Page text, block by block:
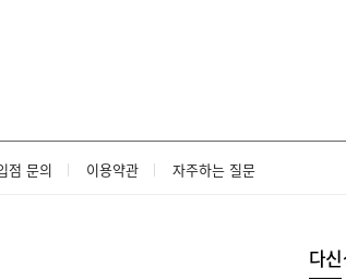
점 문의 이용약관 자주하는 질문
다